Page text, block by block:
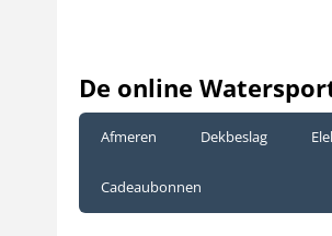
De online
Afmeren Dekbeslag
Cadeaubonnen